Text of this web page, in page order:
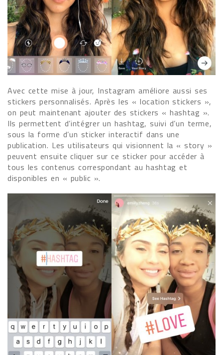
Avec cette mise à jour, Instagram améliore aussi ses
stickers personnalisés. Après les « location stickers »,
on peut maintenant ajouter des stickers « hashtag ».
Ils permettent d’intégrer un hashtag, suivi d’un terme,
sous la forme d’un sticker interactif dans une
publication. Les utilisateurs qui visionnent la « story »
peuvent ensuite cliquer sur ce sticker pour accéder à
tous les contenus correspondant au hashtag et
disponibles en « public ».